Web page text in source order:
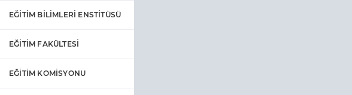
EĞİTİM BİLİMLERİ ENSTİTÜSÜ
EĞİTİM FAKÜLTESİ
EĞİTİM KOMİSYONU